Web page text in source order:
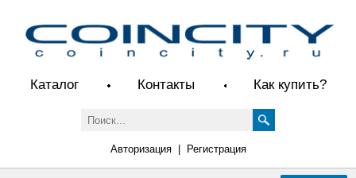
Каталог Контакты Как купить?
Авторизация| Регистрация